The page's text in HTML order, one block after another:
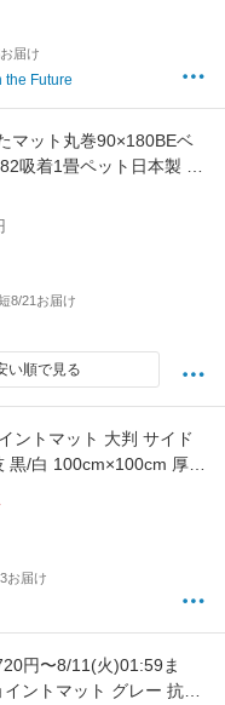
届け
the Future
マット丸巻90×180BEベ
吸着1畳ペット日本製 父
敬老の日
8/21お届け
い順で見る
ントマット 大判 サイド
黒/白 100cm×100cm 厚さ
防臭 EVA ジムマット
コンドー プレイマット
洗える キッズ パ
マット
お届け
円〜8/11(火)01:59ま
ントマット グレー 抗菌